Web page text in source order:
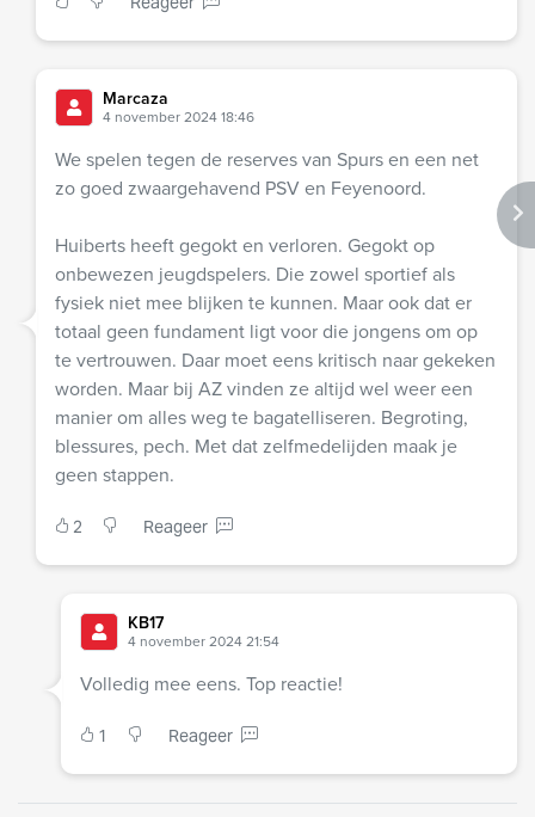
Marcaza
4 november 2024 18:46
We spelen tegen de reserves van Spurs en een net
zo goed zwaargehavend PSV en Feyenoord.
Huiberts heeft gegokt en verloren. Gegokt op
onbewezen jeugdspelers. Die zowel sportief als
fysiek niet mee blijken te kunnen. Maar ook dat er
totaal geen fundament ligt voor die jongens om op
te vertrouwen. Daar moet eens kritisch naar gekeken
worden. Maar bij AZ vinden ze altijd wel weer een
manier om alles weg te bagatelliseren. Begroting,
blessures, pech. Met dat zelfmedelijden maak je
geen stappen.
2 Reageer
KB17
4 november 2024 21:54
Volledig mee eens. Top reactie!
1 Reageer